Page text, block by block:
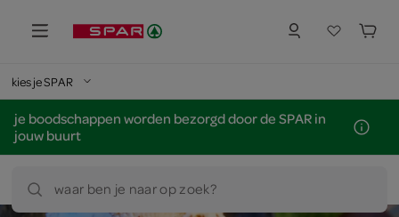
kies je SPAR
je boodschappen worden bezorgd door de SPAR in
jouw buurt
waar ben je naar op zoek?